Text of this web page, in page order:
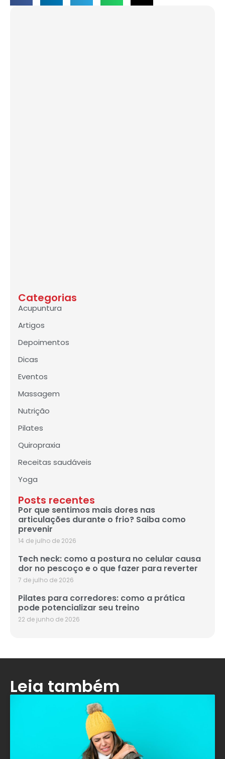
Categorias
Acupuntura
Artigos
Depoimentos
Dicas
Eventos
Massagem
Nutrição
Pilates
Quiropraxia
Receitas saudáveis
Yoga
Posts recentes
Por que sentimos mais dores nas
articulações durante o frio? Saiba como
prevenir
14 de julho de 2026
Tech neck: como a postura no celular causa
dor no pescoço e o que fazer para reverter
7 de julho de 2026
Pilates para corredores: como a prática
pode potencializar seu treino
22 de junho de 2026
Leia também